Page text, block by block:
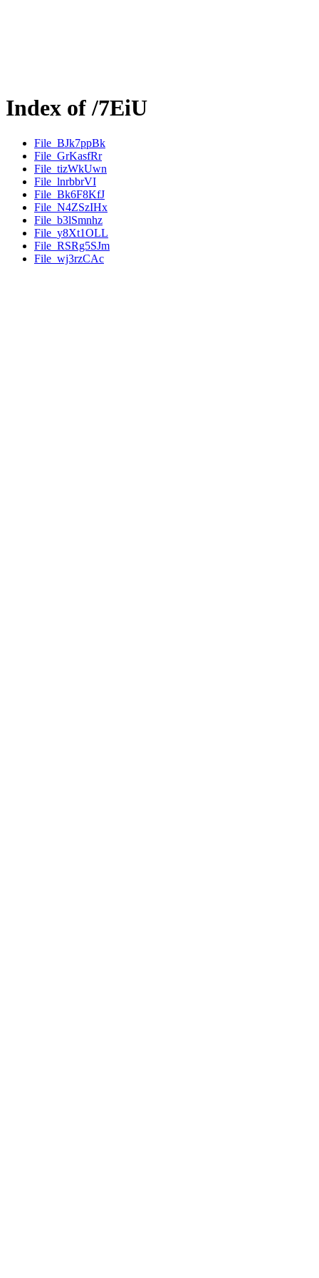
Index of /7EiU
File_BJk7ppBk
File_GrKasfRr
File_tizWkUwn
File_lnrbbrVI
File_Bk6F8KfJ
File_N4ZSzIHx
File_b3lSmnhz
File_y8Xt1OLL
File_RSRg5SJm
File_wj3rzCAc